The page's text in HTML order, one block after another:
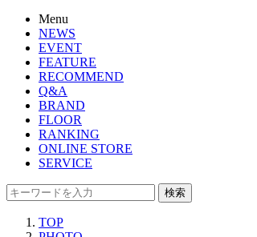
Menu
NEWS
EVENT
FEATURE
RECOMMEND
Q&A
BRAND
FLOOR
RANKING
ONLINE STORE
SERVICE
検索
TOP